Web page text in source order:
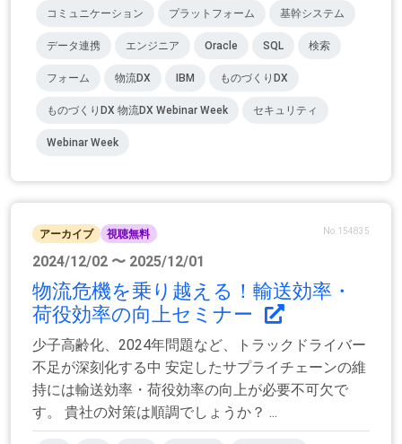
コミュニケーション プラットフォーム 基幹システム
データ連携 エンジニア Oracle SQL 検索
フォーム 物流DX IBM ものづくりDX
ものづくりDX 物流DX Webinar Week セキュリティ
Webinar Week
アーカイブ 視聴無料 No.154835
2024/12/02 〜 2025/12/01
物流危機を乗り越える！輸送効率・
荷役効率の向上セミナー
少子高齢化、2024年問題など、トラックドライバー
不足が深刻化する中 安定したサプライチェーンの維
持には輸送効率・荷役効率の向上が必要不可欠で
す。 貴社の対策は順調でしょうか？ ...